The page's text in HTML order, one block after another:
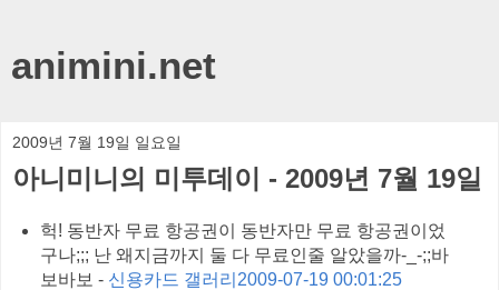
animini.net
2009년 7월 19일 일요일
아니미니의 미투데이 - 2009년 7월 19일
헉! 동반자 무료 항공권이 동반자만 무료 항공권이었
구나;;; 난 왜지금까지 둘 다 무료인줄 알았을까-_-;;바
보바보 - 신용카드 갤러리 2009-07-19 00:01:25